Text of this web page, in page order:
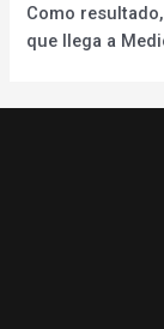
Como
que llega a